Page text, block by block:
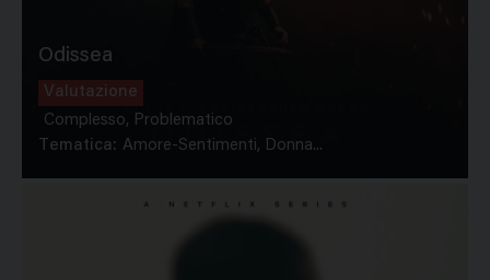
Odissea
Valutazione
Complesso, Problematico
Tematica: Amore-Sentimenti, Donna...